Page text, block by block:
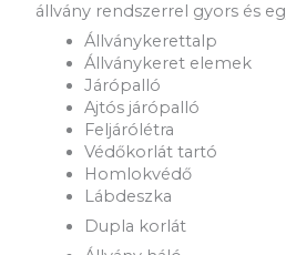
állvány rendszerrel gyors és
Állványkerettalp
Állványkeret elemek
Járópalló
Ajtós járópalló
Feljárólétra
Védőkorlát tartó
Homlokvédő
Lábdeszka
Dupla korlát